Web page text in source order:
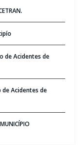
de Acidentes de
de Acidentes de